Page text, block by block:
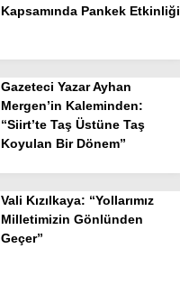
Kapsamında Pankek Etkinliği
Gazeteci Yazar Ayhan
Mergen’in Kaleminden:
“Siirt’te Taş Üstüne Taş
Koyulan Bir Dönem”
Vali Kızılkaya: “Yollarımız
Milletimizin Gönlünden
Geçer”